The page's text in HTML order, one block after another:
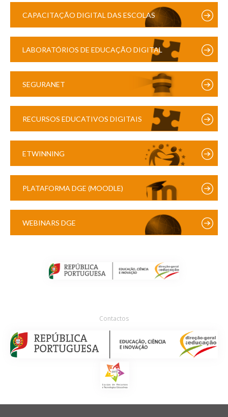
CAPACITAÇÃO DIGITAL DAS ESCOLAS
LABORATÓRIOS DE EDUCAÇÃO DIGITAL
SEGURANET
RECURSOS EDUCATIVOS DIGITAIS
ETWINNING
PLATAFORMA DGE (MOODLE)
WEBINARS DGE
Contactos